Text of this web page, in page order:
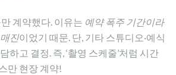
계약했다. 이유는 예약 폭주 기간이라
진이었기 때문. 단, 기타 스튜디오·예식
하고 결정. 즉, ‘촬영 스케줄’처럼 시간
만 현장 계약!